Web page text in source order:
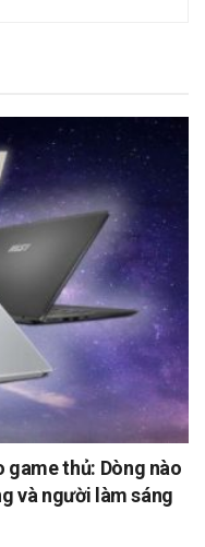
game thủ: Dòng nào
và người làm sáng